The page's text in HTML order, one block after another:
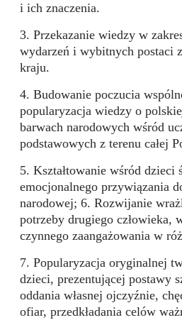
i ich znaczenia.
3. Przekazanie wiedzy w
wydarzeń i wybitnych postaci
kraju.
4. Budowanie poczucia
popularyzacja wiedzy o
barwach narodowych wśród
podstawowych z terenu całej
5. Kształtowanie wśród dzieci
emocjonalnego przywiązania
narodowej; 6. Rozwijanie
potrzeby drugiego człowieka,
czynnego zaangażowania w
7. Popularyzacja oryginalnej
dzieci, prezentującej postawy
oddania własnej ojczyźnie,
ofiar, przedkładania celów